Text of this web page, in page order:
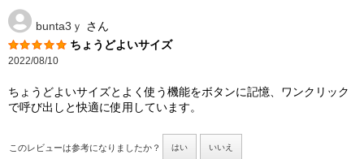
bunta3ｙ さん
ちょうどよいサイズ
2022/08/10
ちょうどよいサイズとよく使う機能をボタンに記憶、ワンクリック
で呼び出しと快適に使用しています。
このレビューは参考になりましたか？ はい いいえ